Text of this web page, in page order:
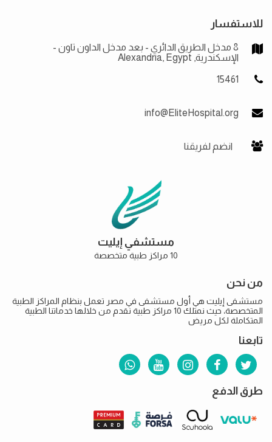
للاستفسار
8 مدخل الطريق الدائري - بعد مدخل الداون تاون -
الإسكندرية, Alexandria, Egypt
15461
info@EliteHospital.org
انضم لفريقنا
مستشفي إيليت
10 مراكز طبية متخصصة
من نحن
مستشفى إيليت هي أول مستشفى في مصر تعمل بنظام المراكز الطبية
المتخصصة، حيث نمتلك 10 مراكز طبية نقدم من خلالها خدماتنا الطبية
المتكاملة لكل مريض
تابعنا
طرق الدفع